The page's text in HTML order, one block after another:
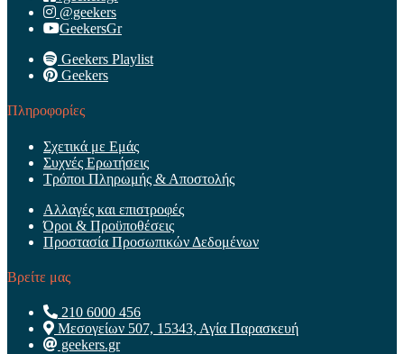
@geekers
GeekersGr
Geekers Playlist
Geekers
Πληροφορίες
Σχετικά με Εμάς
Συχνές Ερωτήσεις
Τρόποι Πληρωμής & Αποστολής
Αλλαγές και επιστροφές
Όροι & Προϋποθέσεις
Προστασία Προσωπικών Δεδομένων
Βρείτε μας
210 6000 456
Μεσογείων 507, 15343, Αγία Παρασκευή
geekers.gr